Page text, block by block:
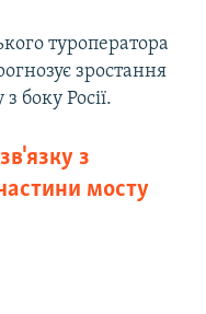
туроператора
зростання
боку Росії.
з
мосту